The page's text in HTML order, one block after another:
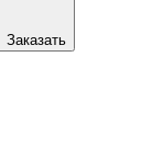
Заказать